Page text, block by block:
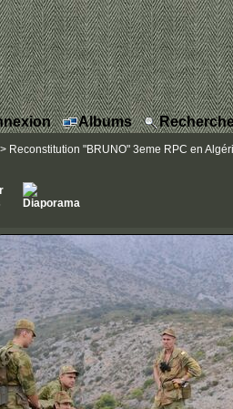
Albums
> Reconstitution "BRUNO" 3eme RPC en